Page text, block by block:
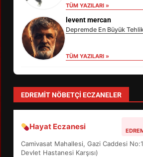
TÜM YAZILARI »
levent mercan
Depremde En Büyük
TÜM YAZILARI »
EDREMIT NÖBETÇI ECZANELER
Hayat Eczanesi
Camivasat Mahallesi, Gazi Caddesi
Devlet Hastanesi Karşısı)
3
EİB’DE KRİTİK
DEĞİŞECEK?
4
EDREMİT’İN
FİNALİNDE NE
BALIKESİR
SÜRE UZATILDI: